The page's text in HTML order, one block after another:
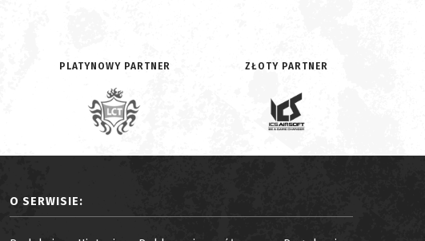
PLATYNOWY PARTNER ZŁOTY PARTNER
O SERWISIE: